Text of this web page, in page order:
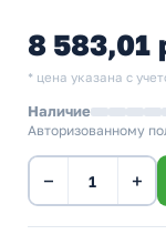
8 583,01
* цена указана с
Наличие
Авторизованному
− +